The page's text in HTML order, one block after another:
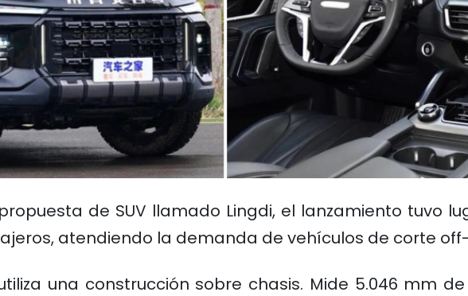
de SUV llamado Lingdi, el lanzamiento tuvo
atendiendo la demanda de vehículos de corte
una construcción sobre chasis. Mide 5.046 mm